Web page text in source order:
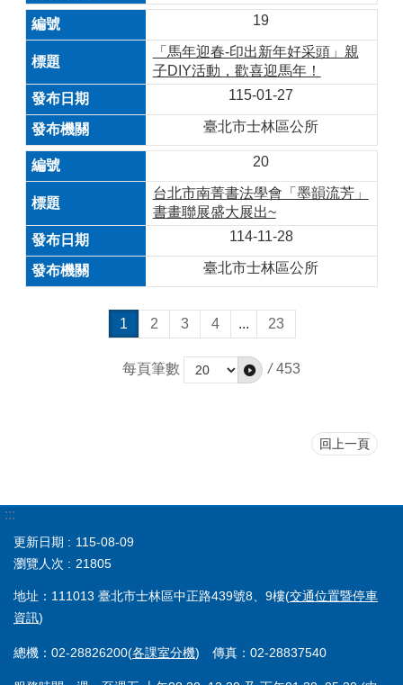
19
「馬年迎春-印出新年好采頭」親
子DIY活動，歡喜迎馬年！
115-01-27
臺北市士林區公所
20
台北市南菁書法學會「墨韻流芳」
書畫聯展盛大展出~
114-11-28
臺北市士林區公所
1 2 3 4 ... 23
每頁筆數 / 453
回上一頁
:::
更新日期
115-08-09
瀏覽人次
21805
地址：111013 臺北市士林區中正路439號8、9樓(交通位置暨停車
資訊)
總機：02-28826200(各課室分機) 傳真：02-28837540